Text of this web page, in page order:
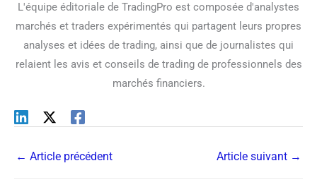
L'équipe éditoriale de TradingPro est composée d'analystes
marchés et traders expérimentés qui partagent leurs propres
analyses et idées de trading, ainsi que de journalistes qui
relaient les avis et conseils de trading de professionnels des
marchés financiers.
← Article précédent Article suivant →